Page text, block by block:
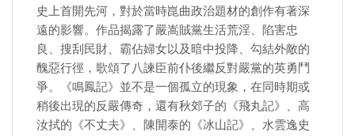
史上首開先河，對於當時崑曲政治題材的創作有著深
遠的影響。作品揭露了嚴嵩賊黨生活荒淫、陷害忠
良、搜刮民財、霸佔婦女以及暗中投降、勾結外敵的
醜惡行徑，歌頌了八諫臣前仆後繼反對嚴黨的英勇鬥
爭。《鳴鳳記》並不是一個孤立的現象，在同時期或
稍後出現的反嚴傳奇，還有秋郊子的《飛丸記》、高
汝拭的《不丈夫》、陳開泰的《冰山記》、水雲逸史